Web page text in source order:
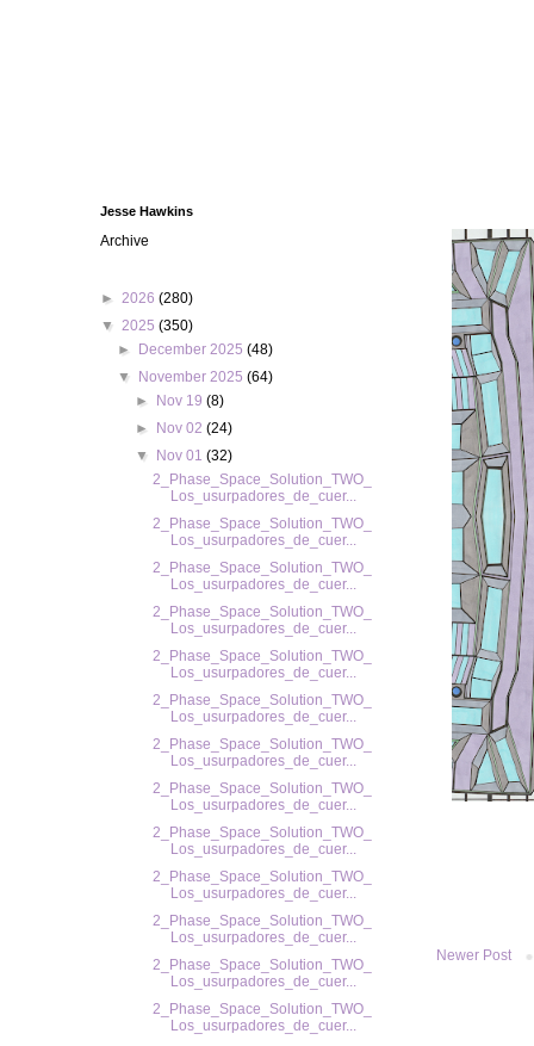
Newer Post
Jesse Hawkins
Archive
► 2026 (280)
▼ 2025 (350)
►
December 2025(48)
▼
November 2025(64)
►
Nov 19 (8)
►
Nov 02 (24)
▼
Nov 01 (32)
2_Phase_Space_Solution_TWO_
Los_usurpadores_de_cuer...
2_Phase_Space_Solution_TWO_
Los_usurpadores_de_cuer...
2_Phase_Space_Solution_TWO_
Los_usurpadores_de_cuer...
2_Phase_Space_Solution_TWO_
Los_usurpadores_de_cuer...
2_Phase_Space_Solution_TWO_
Los_usurpadores_de_cuer...
2_Phase_Space_Solution_TWO_
Los_usurpadores_de_cuer...
2_Phase_Space_Solution_TWO_
Los_usurpadores_de_cuer...
2_Phase_Space_Solution_TWO_
Los_usurpadores_de_cuer...
2_Phase_Space_Solution_TWO_
Los_usurpadores_de_cuer...
2_Phase_Space_Solution_TWO_
Los_usurpadores_de_cuer...
2_Phase_Space_Solution_TWO_
Los_usurpadores_de_cuer...
2_Phase_Space_Solution_TWO_
Los_usurpadores_de_cuer...
2_Phase_Space_Solution_TWO_
Los_usurpadores_de_cuer...